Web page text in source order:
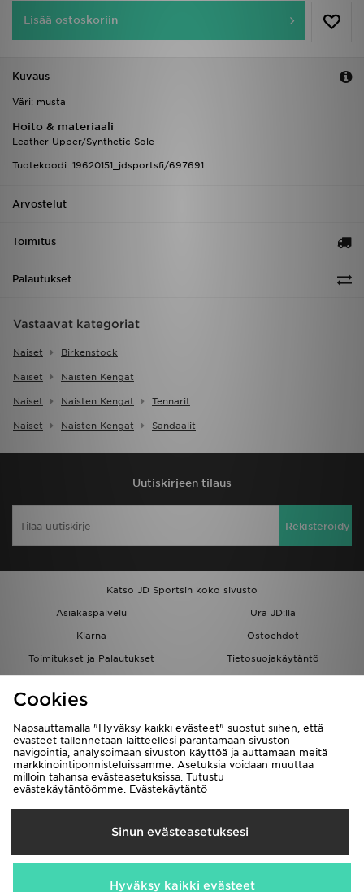
Lisää ostoskoriin
Kuvaus
Väri: musta
Hoito & materiaali
Leather Upper/Synthetic Sole
Tuotekoodi: 19620151_jdsportsfi/697691
Arvostelut
Toimitus
Palautukset
Vastaavat kategoriat
Naiset Birkenstock
Naiset Naisten Kengat
Naiset Naisten Kengat Tennarit
Naiset Naisten Kengat Sandaalit
Uutiskirjeen tilaus
Rekisteröidy
Katso JD Sportsin koko sivusto
Asiakaspalvelu
Ura JD:llä
Klarna
Ostoehdot
Toimitukset ja Palautukset
Tietosuojakäytäntö
Löydä myymälä
Kumppanuusohjelma
JD Blog
Toimitetaan
Suomi
Me hyväksymme seuraavat maksutavat
Cookies
Napsauttamalla "Hyväksy kaikki evästeet" suostut siihen, että
evästeet tallennetaan laitteellesi parantamaan sivuston
navigointia, analysoimaan sivuston käyttöä ja auttamaan meitä
markkinointiponnisteluissamme. Asetuksia voidaan muuttaa
milloin tahansa evästeasetuksissa. Tutustu
evästekäytäntöömme. Evästekäytäntö
Sinun evästeasetuksesi
Hyväksy kaikki evästeet